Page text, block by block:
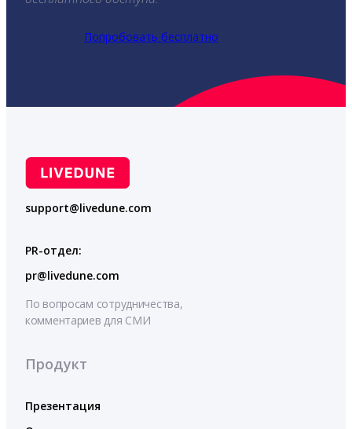
Попробовать бесплатно
support@livedune.com
PR-отдел:
pr@livedune.com
По вопросам сотрудничества,
комментариев для СМИ
Продукт
Презентация